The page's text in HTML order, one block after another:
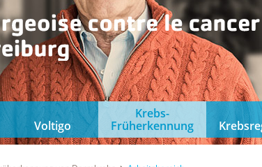
Voltigo
Krebs-
Früherkennung